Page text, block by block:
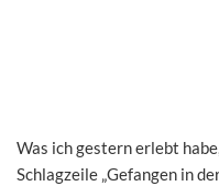
Was ich gestern erlebt
Schlagzeile „Gefangen in